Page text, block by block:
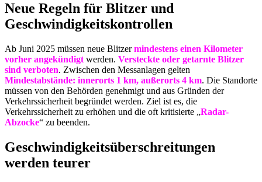
Neue Regeln für Blitzer und
Geschwindigkeitskontrollen
Ab Juni 2025 müssen neue Blitzermindestens einen Kilometer
vorher angekündigt werden. Versteckte oder getarnte Blitzer
sind verboten. Zwischen den Messanlagen gelten
Mindestabstände: innerorts 1 km, außerorts 4 km. Die Standorte
müssen von den Behörden genehmigt und aus Gründen der
Verkehrssicherheit begründet werden. Ziel ist es, die
Verkehrssicherheit zu erhöhen und die oft kritisierte „Radar-
Abzocke“ zu beenden.
Geschwindigkeitsüberschreitungen
werden teurer